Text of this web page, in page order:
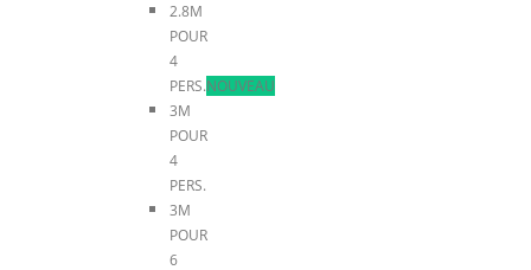
2.8M
POUR
4
PERS.NOUVEAU
3M
POUR
4
PERS.
3M
POUR
6